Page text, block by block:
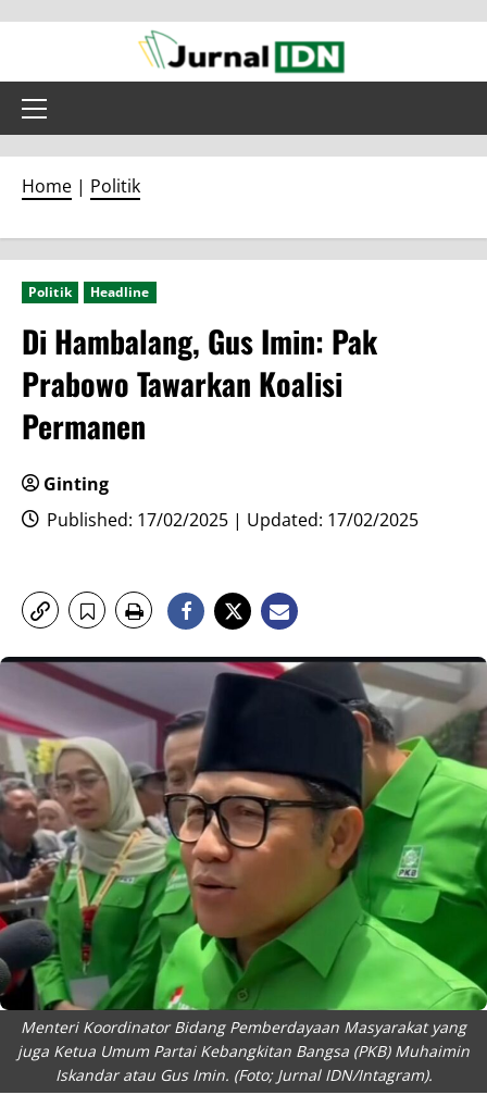
content
Primary
Home | Politik
Politik Headline
Di Hambalang, Gus Imin: Pak
Prabowo Tawarkan Koalisi
Permanen
Ginting
Published: 17/02/2025 | Updated: 17/02/2025
Menteri Koordinator Bidang Pemberdayaan Masyarakat yang
juga Ketua Umum Partai Kebangkitan Bangsa (PKB) Muhaimin
Iskandar atau Gus Imin. (Foto; Jurnal IDN/Intagram).